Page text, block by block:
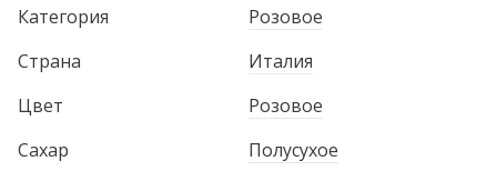
Категория
Розовое
Страна
Италия
Цвет
Розовое
Сахар
Полусухое